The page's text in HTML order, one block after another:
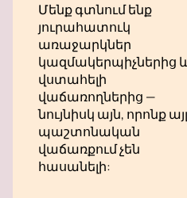
Մենք գտնում ենք
յուրահատուկ
առաջարկներ
կազմակերպիչներից
վստահելի
վաճառողներից —
նույնիսկ այն, որոնք
պաշտոնական
վաճառքում չեն
հասանելի: